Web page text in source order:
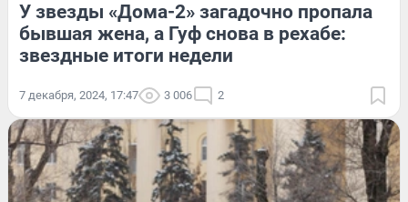
У звезды «Дома-2» загадочно пропала
бывшая жена, а Гуф снова в рехабе:
звездные итоги недели
7 декабря, 2024, 17:47 3 006 2